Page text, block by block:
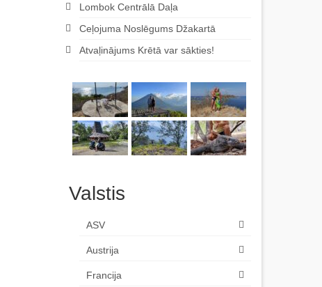
Lombok Centrālā Daļa
Ceļojuma Noslēgums Džakartā
Atvaļinājums Krētā var sākties!
Valstis
ASV
Austrija
Francija